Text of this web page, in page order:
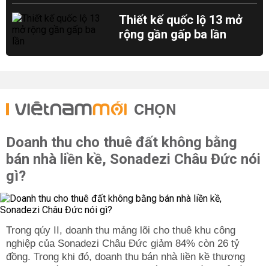
Thiết kế quốc lộ 13 mở
rộng gần gấp ba lần
CHỌN
Doanh thu cho thuê đất không bằng
bán nhà liền kề, Sonadezi Châu Đức nói
gì?
Trong qúy II, doanh thu mảng lõi cho thuê khu công
nghiệp của Sonadezi Châu Đức giảm 84% còn 26 tỷ
đồng. Trong khi đó, doanh thu bán nhà liền kề thương